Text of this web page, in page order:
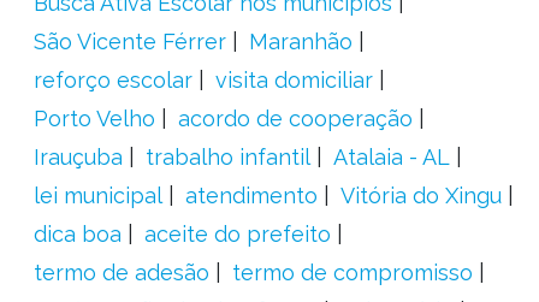
São Vicente Férrer
Maranhão
reforço escolar
visita domiciliar
Porto Velho
acordo de cooperação
Irauçuba
trabalho infantil
Atalaia - AL
lei municipal
atendimento
Vitória do Xingu
dica boa
aceite do prefeito
termo de adesão
termo de compromisso